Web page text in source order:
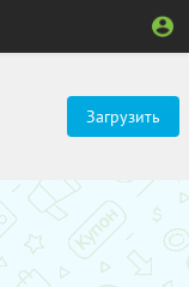
Загрузить